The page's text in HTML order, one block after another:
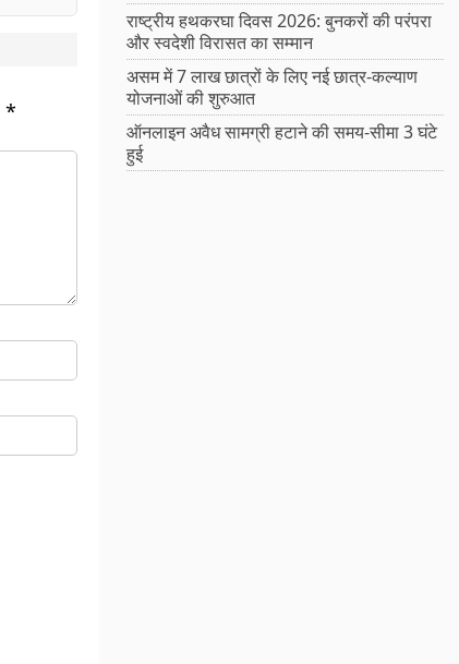
*
राष्ट्रीय हथकरघा दिवस 2026: बुनकरों की परंपरा
और स्वदेशी विरासत का सम्मान
असम में 7 लाख छात्रों के लिए नई छात्र-कल्याण
योजनाओं की शुरुआत
ऑनलाइन अवैध सामग्री हटाने की समय-सीमा 3 घंटे
हुई